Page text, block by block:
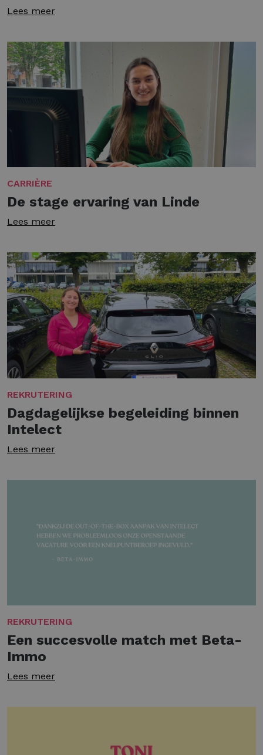
Lees meer
CARRIÈRE
De stage ervaring van Linde
Lees meer
REKRUTERING
Dagdagelijkse begeleiding binnen
Intelect
Lees meer
REKRUTERING
Een succesvolle match met Beta-
Immo
Lees meer